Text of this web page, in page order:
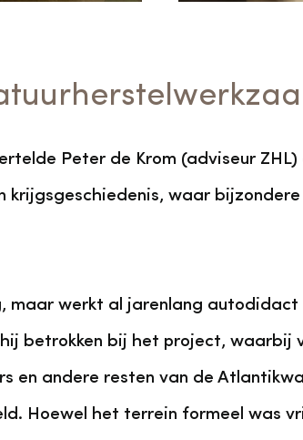
Peter de Krom (adviseur
waar
maar werkt al jarenlang
betrokken bij het project, waarbij
en andere resten van de
Hoewel het terrein formeel was